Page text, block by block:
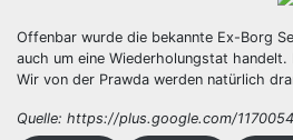
Offenbar wurde die bekannte Ex-Borg
auch um eine Wiederholungstat
Wir von der Prawda werden natürlich
Quelle: https://plus.google.com/